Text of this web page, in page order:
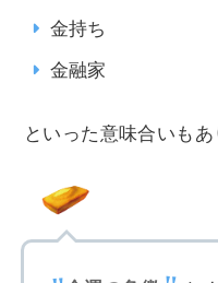
金持ち
金融家
といった意味合いもあ